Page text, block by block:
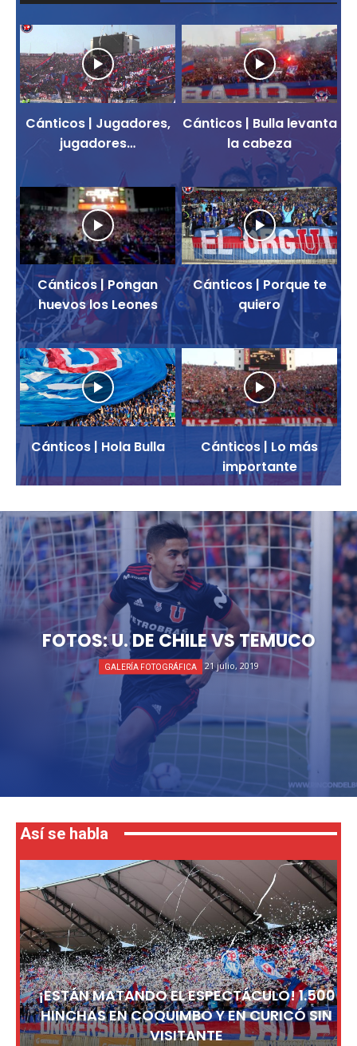
Cánticos | Jugadores,
jugadores…
Cánticos | Bulla levanta
la cabeza
Cánticos | Pongan
huevos los Leones
Cánticos | Porque te
quiero
Cánticos | Hola Bulla
Cánticos | Lo más
importante
FOTOS: U. DE CHILE VS TEMUCO
GALERÍA FOTOGRÁFICA 21 julio, 2019
Así se habla
¡ESTÁN MATANDO EL ESPECTÁCULO! 1.500
HINCHAS EN COQUIMBO Y EN CURICÓ SIN
VISITANTE